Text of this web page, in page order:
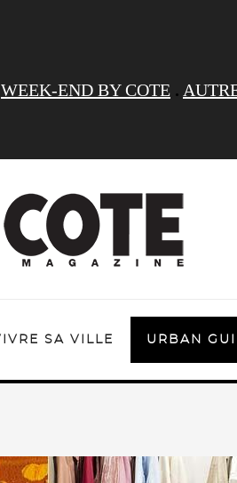
WEEK-END BY COTE .
SA VILLE URBAN